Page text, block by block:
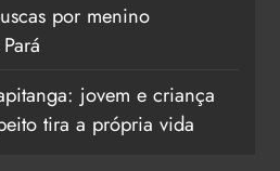
por menino
jovem e criança
tira a própria vida